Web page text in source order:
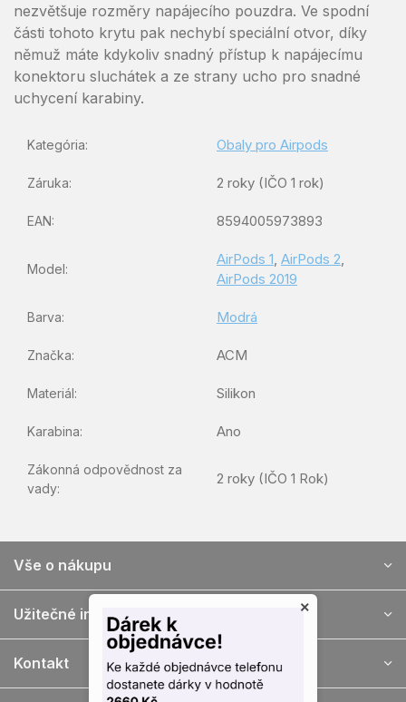
nezvětšuje rozměry napájecího pouzdra. Ve spodní
části tohoto krytu pak nechybí speciální otvor, díky
němuž máte kdykoliv snadný přístup k napájecímu
konektoru sluchátek a ze strany ucho pro snadné
uchycení karabiny.
Kategória: Obaly pro Airpods
Záruka: 2 roky (IČO 1 rok)
EAN: 8594005973893
Model:
AirPods 1 AirPods 2
AirPods 2019
Barva: Modrá
Značka: ACM
Materiál: Silikon
Karabina: Ano
Zákonná odpovědnost za
vady:
2 roky (IČO 1 Rok)
p
Vše o nákupu
Užitečné informace
Kontakt
×